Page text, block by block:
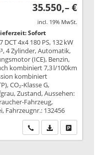
35.550,– €
incl. 19% MwSt.
Sofort
DCT 4x4 180 PS, 132 kW
4 Zylinder, Automatik,
(ICE), Benzin,
kombiniert 7,3 l/100km
kombiniert
CO₂-Klasse G,
Zustand, Aussehen:
Fahrzeug,
Fahrzeugnr.: 132456
Wir rufen Sie an
PDF-Datei,Drucken,